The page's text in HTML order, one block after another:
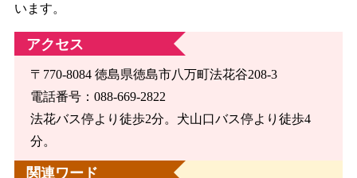
います。
アクセス
〒770-8084 徳島県徳島市八万町法花谷208-3
電話番号：088-669-2822
法花バス停より徒歩2分。犬山口バス停より徒歩4
分。
関連ワード